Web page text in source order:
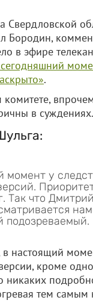
Свердловской
Бородин,
в эфире
.
в суждениях.
у
Так что
подозреваемый.
настоящий
кроме
никаких
тем самым